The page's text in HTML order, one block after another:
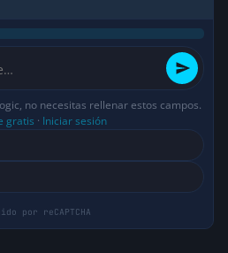
GIF animados en lugar
vamos que pasando de
WebRTC no se aplique en
navegadores y al mismo
no necesitas rellenar estos campos.
gratis · Iniciar sesión